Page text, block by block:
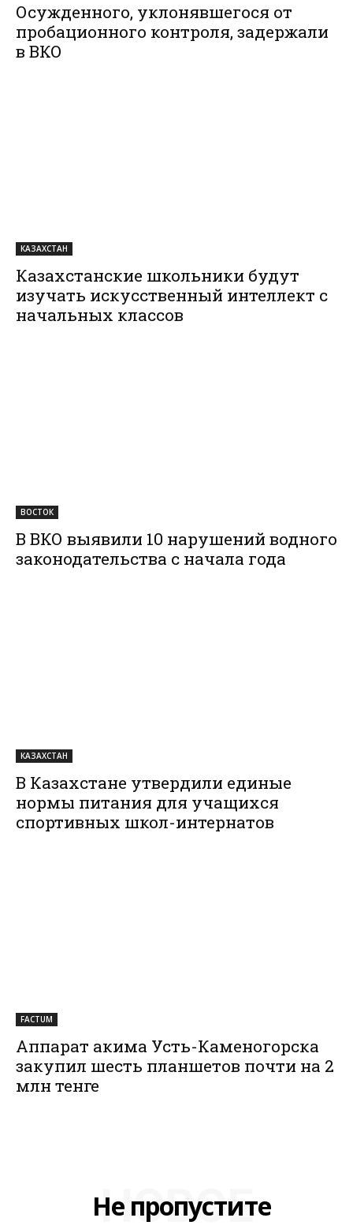
Осужденного, уклонявшегося от
пробационного контроля, задержали
в ВКО
КАЗАХСТАН
Казахстанские школьники будут
изучать искусственный интеллект с
начальных классов
ВОСТОК
В ВКО выявили 10 нарушений водного
законодательства с начала года
КАЗАХСТАН
В Казахстане утвердили единые
нормы питания для учащихся
спортивных школ-интернатов
FACTUM
Аппарат акима Усть-Каменогорска
закупил шесть планшетов почти на 2
млн тенге
Не пропустите
НОВОЕ